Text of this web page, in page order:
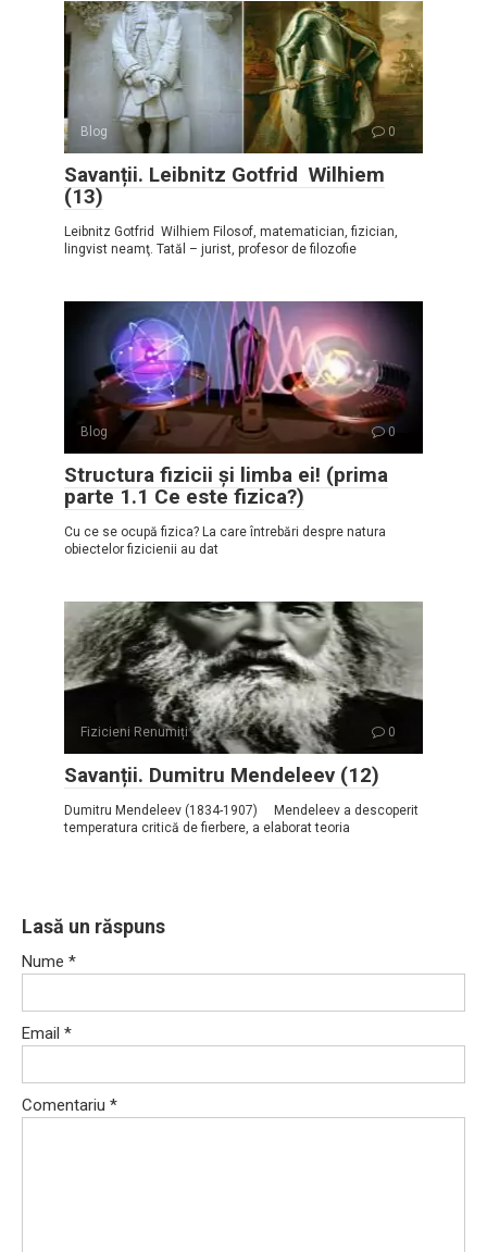
Blog 0
Savanții. Leibnitz Gotfrid Wilhiem
(13)
Leibnitz Gotfrid Wilhiem Filosof, matematician, fizician,
lingvist neamţ. Tatăl – jurist, profesor de filozofie
Blog 0
Structura fizicii și limba ei! (prima
parte 1.1 Ce este fizica?)
Cu ce se ocupă fizica? La care întrebări despre natura
obiectelor fizicienii au dat
Fizicieni Renumiți 0
Savanții. Dumitru Mendeleev (12)
Dumitru Mendeleev (1834-1907) Mendeleev a descoperit
temperatura critică de fierbere, a elaborat teoria
Lasă un răspuns
Nume *
Email *
Comentariu *